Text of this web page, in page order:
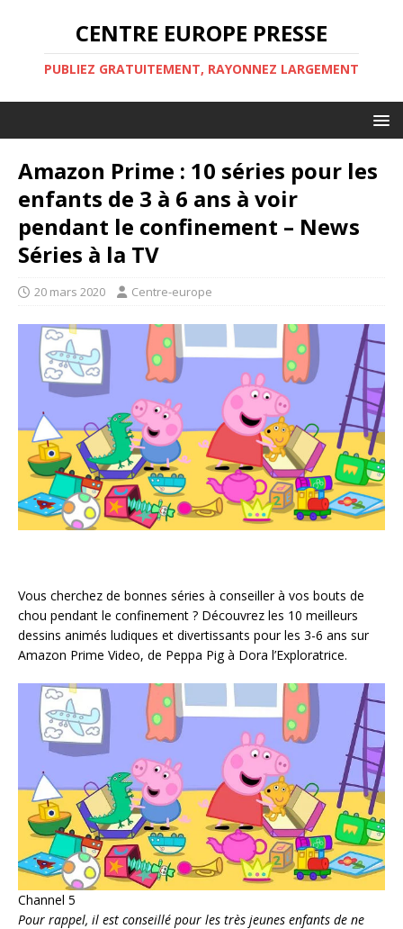
CENTRE EUROPE PRESSE
PUBLIEZ GRATUITEMENT, RAYONNEZ LARGEMENT
Amazon Prime : 10 séries pour les
enfants de 3 à 6 ans à voir
pendant le confinement – News
Séries à la TV
20 mars 2020 Centre-europe
Vous cherchez de bonnes séries à conseiller à vos bouts de
chou pendant le confinement ? Découvrez les 10 meilleurs
dessins animés ludiques et divertissants pour les 3-6 ans sur
Amazon Prime Video, de Peppa Pig à Dora l’Exploratrice.
Channel 5
Pour rappel, il est conseillé pour les très jeunes enfants de ne